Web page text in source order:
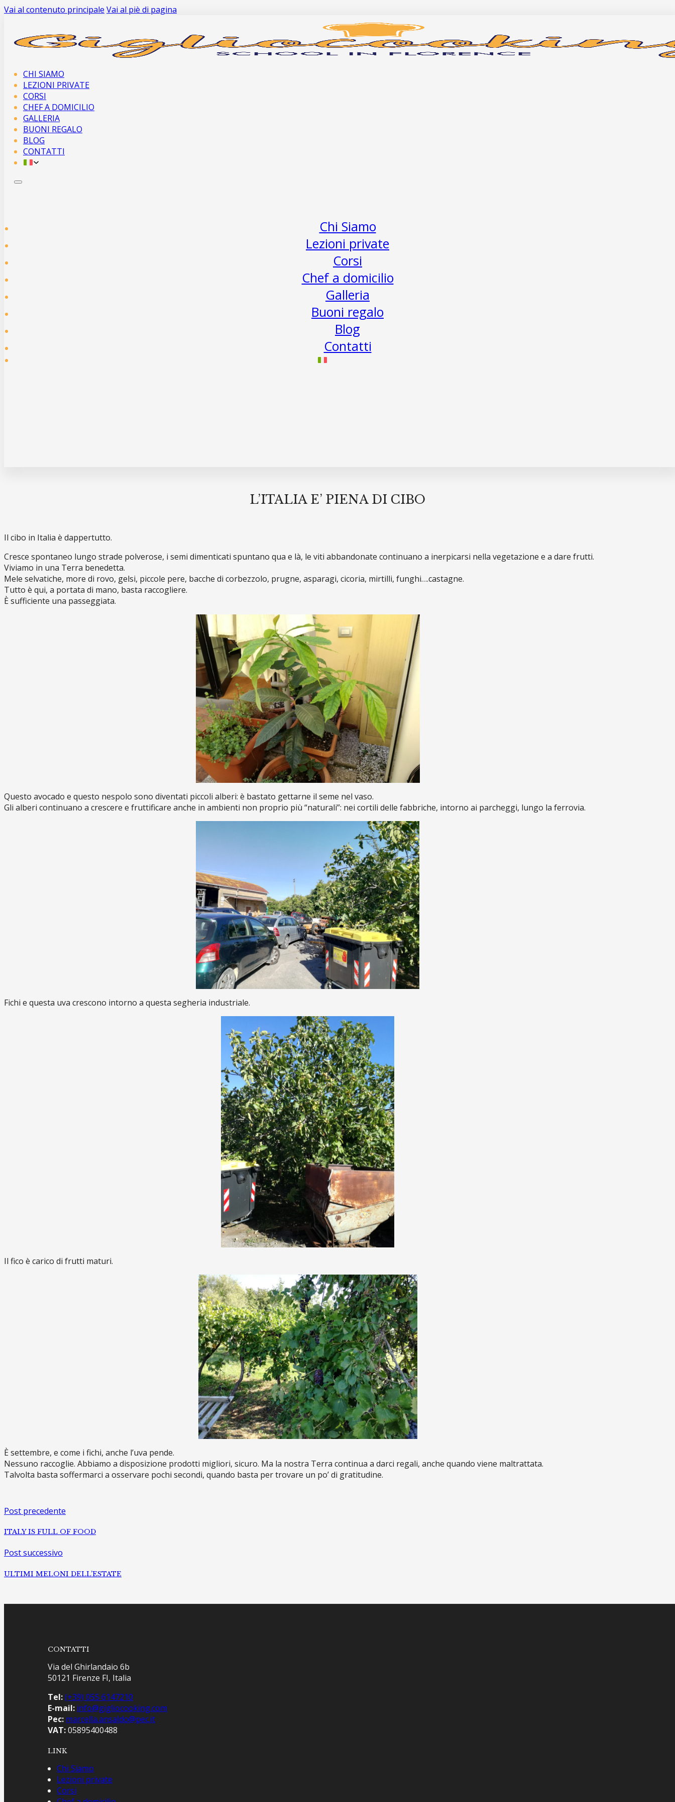
Vai al contenuto principale Vai al piè di pagina
CHI SIAMO
LEZIONI PRIVATE
CORSI
CHEF A DOMICILIO
GALLERIA
BUONI REGALO
BLOG
CONTATTI
Chi Siamo
Lezioni private
Corsi
Chef a domicilio
Galleria
Buoni regalo
Blog
Contatti
L’ITALIA E’ PIENA DI CIBO
Il cibo in Italia è dappertutto.
Cresce spontaneo lungo strade polverose, i semi dimenticati spuntano qua e là, le viti abbandonate continuano a inerpicarsi nella vegetazione e a dare frutti.
Viviamo in una Terra benedetta.
Mele selvatiche, more di rovo, gelsi, piccole pere, bacche di corbezzolo, prugne, asparagi, cicoria, mirtilli, funghi….castagne.
Tutto è qui, a portata di mano, basta raccogliere.
È sufficiente una passeggiata.
Questo avocado e questo nespolo sono diventati piccoli alberi: è bastato gettarne il seme nel vaso.
Gli alberi continuano a crescere e fruttificare anche in ambienti non proprio più “naturali”: nei cortili delle fabbriche, intorno ai parcheggi, lungo la ferrovia.
Fichi e questa uva crescono intorno a questa segheria industriale.
Il fico è carico di frutti maturi.
È settembre, e come i fichi, anche l’uva pende.
Nessuno raccoglie. Abbiamo a disposizione prodotti migliori, sicuro. Ma la nostra Terra continua a darci regali, anche quando viene maltrattata.
Talvolta basta soffermarci a osservare pochi secondi, quando basta per trovare un po’ di gratitudine.
Post precedente
ITALY IS FULL OF FOOD
Post successivo
ULTIMI MELONI DELL’ESTATE
CONTATTI
Via del Ghirlandaio 6b
50121 Firenze FI, Italia
Tel:(+39) 055 6147210
E-mail: info@gigliocooking.com
Pec: marcella.ansaldo@pec.it
VAT:05895400488
LINK
Chi Siamo
Lezioni private
Corsi